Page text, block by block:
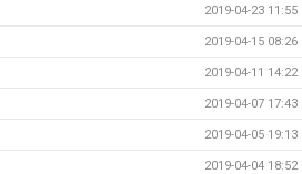
2019-04-23 11:55
2019-04-15 08:26
2019-04-11 14:22
2019-04-07 17:43
2019-04-05 19:13
2019-04-04 18:52